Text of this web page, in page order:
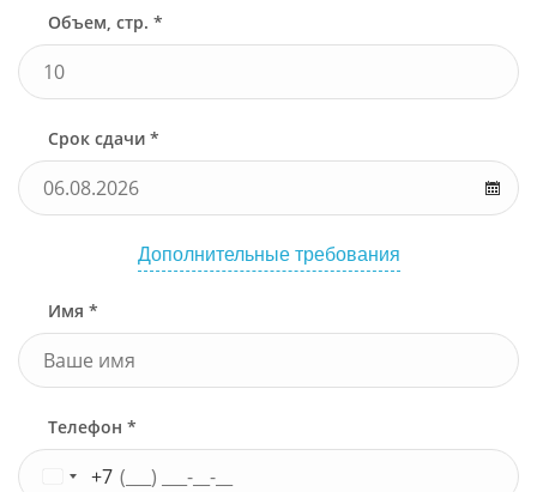
Объем, стр. *
Срок сдачи *
Дополнительные требования
Имя *
Телефон *
+7